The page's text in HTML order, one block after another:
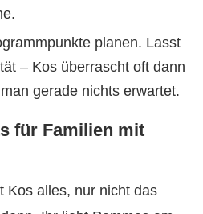
planen. Lasst
– Kos überrascht oft dann
gerade nichts erwartet.
für Familien mit
Kos alles, nur nicht das